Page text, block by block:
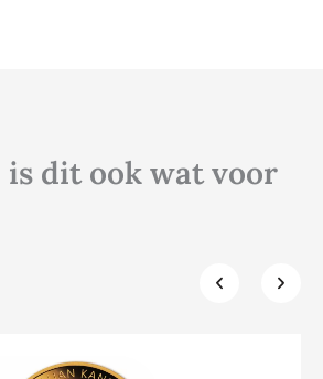
dit ook wat voor
Klik hier